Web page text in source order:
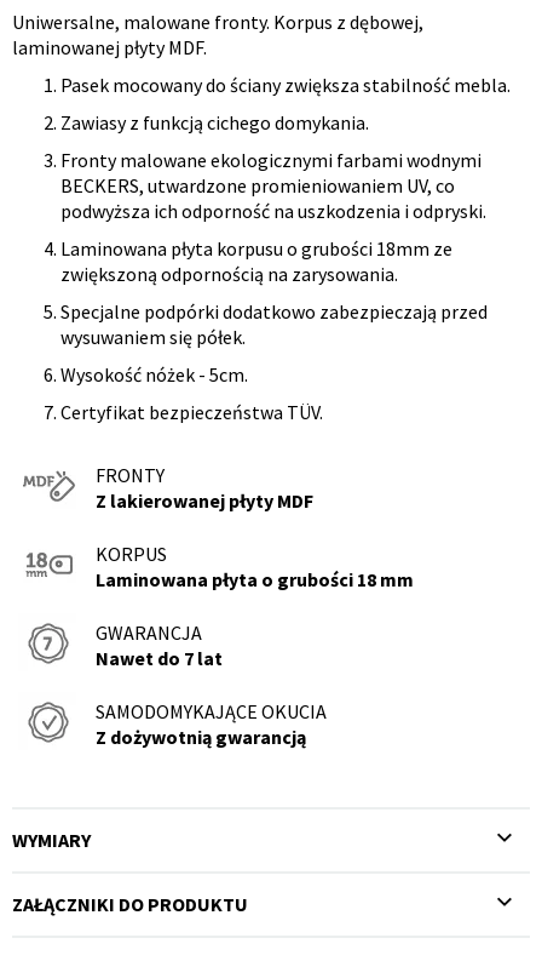
Opis
produktu
Uniwersalne, malowane fronty. Korpus z dębowej,
laminowanej płyty MDF.
Pasek mocowany do ściany zwiększa stabilność mebla.
Zawiasy z funkcją cichego domykania.
Fronty malowane ekologicznymi farbami wodnymi
BECKERS, utwardzone promieniowaniem UV, co
podwyższa ich odporność na uszkodzenia i odpryski.
Laminowana płyta korpusu o grubości 18mm ze
zwiększoną odpornością na zarysowania.
Specjalne podpórki dodatkowo zabezpieczają przed
wysuwaniem się półek.
Wysokość nóżek - 5cm.
Certyfikat bezpieczeństwa TÜV.
FRONTY
Z lakierowanej płyty MDF
KORPUS
Laminowana płyta o grubości 18 mm
GWARANCJA
Nawet do 7 lat
SAMODOMYKAJĄCE OKUCIA
Z dożywotnią gwarancją
WYMIARY
ZAŁĄCZNIKI DO PRODUKTU